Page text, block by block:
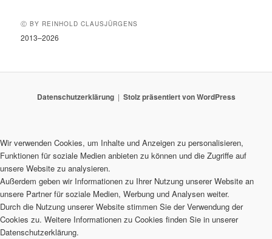
Ⓒ BY REINHOLD CLAUSJÜRGENS
2013–2026
Datenschutzerklärung Stolz präsentiert von WordPress
Wir verwenden Cookies, um Inhalte und Anzeigen zu personalisieren,
Funktionen für soziale Medien anbieten zu können und die Zugriffe auf
unsere Website zu analysieren.
Außerdem geben wir Informationen zu Ihrer Nutzung unserer Website an
unsere Partner für soziale Medien, Werbung und Analysen weiter.
Durch die Nutzung unserer Website stimmen Sie der Verwendung der
Cookies zu. Weitere Informationen zu Cookies finden Sie in unserer
Datenschutzerklärung.